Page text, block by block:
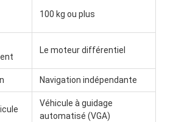
automatique AGV
100 kg ou plus
Le moteur différentiel
Navigation indépendante
Véhicule à guidage
automatisé (VGA)